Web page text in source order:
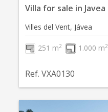
Villa for sale in Javea
Villes del Vent, Jávea
251 m2 1.000 m2
Ref. VXA0130